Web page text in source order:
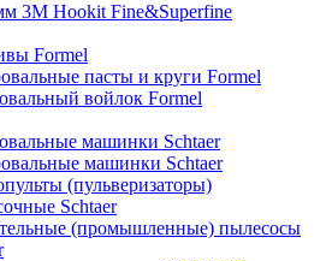
3M Hookit Fine&Superfine
Formel
пасты и круги Formel
войлок Formel
машинки Schtaer
машинки Schtaer
(пульверизаторы)
Schtaer
(промышленные) пылесосы